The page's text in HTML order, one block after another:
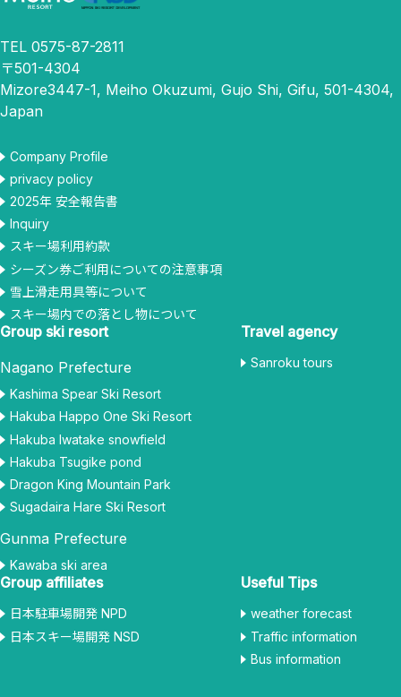
TEL 0575-87-2811
〒501-4304
Mizore3447-1, Meiho Okuzumi, Gujo Shi, Gifu, 501-4304,
Japan
Company Profile
privacy policy
2025年 安全報告書
Inquiry
スキー場利用約款
シーズン券ご利用についての注意事項
雪上滑走用具等について
スキー場内での落とし物について
Group ski resort
Nagano Prefecture
Kashima Spear Ski Resort
Hakuba Happo One Ski Resort
Hakuba Iwatake snowfield
Hakuba Tsugike pond
Dragon King Mountain Park
Sugadaira Hare Ski Resort
Gunma Prefecture
Kawaba ski area
Travel agency
Sanroku tours
Group affiliates
日本駐車場開発 NPD
日本スキー場開発 NSD
Useful Tips
weather forecast
Traffic information
Bus information